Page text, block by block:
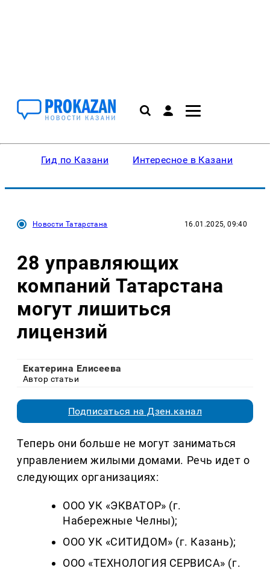
Гид по Казани Интересное в Казани
Новости Татарстана 16.01.2025, 09:40
28 управляющих
компаний Татарстана
могут лишиться
лицензий
Екатерина Елисеева
Автор статьи
Подписаться на Дзен.канал
Теперь они больше не могут заниматься
управлением жилыми домами. Речь идет о
следующих организациях:
ООО УК «ЭКВАТОР» (г.
Набережные Челны);
ООО УК «СИТИДОМ» (г. Казань);
ООО «ТЕХНОЛОГИЯ СЕРВИСА» (г.